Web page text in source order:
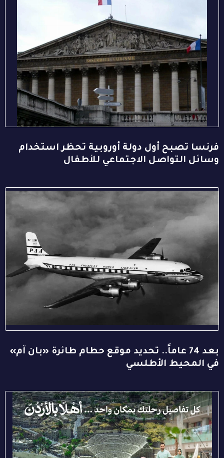
فرنسا تصبح أول دولة أوروبية تحظر استخدام
وسائل التواصل الاجتماعي للأطفال
بعد 74 عاماً.. تحديد موقع حطام طائرة «بان آم»
في المحيط الأطلسي